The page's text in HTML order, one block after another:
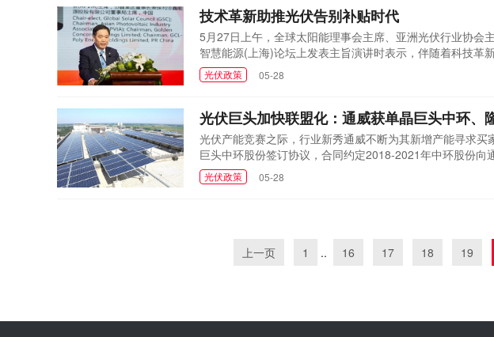
光伏发电新增装机规...
技术革新助推光伏告别补贴时代
5月27日上午，全球太阳能理事会主席、亚洲光伏行业协会
智慧能源(上海)论坛上发表主旨演讲时表示，伴随着科技革
全面实现光伏发电平价上网。技术革新是推动光伏产业转型
介绍说，2019年协鑫多晶硅产能将达到15万吨，可满足40
光伏政策 05-28
光伏巨头加快联盟化：通威获单晶巨头中环、
光伏产能竞赛之际，行业新秀通威不断为其新增产能寻求
巨头中环股份签订协议，合同约定2018-2021年中环股份
吨，2019-2021年每年约20000-25000吨。就在5月22日下
公司下属多家子公司与通威股份旗下一系列公司签订长单多
光伏政策 05-28
上一页 1 .. 16 17 18 19